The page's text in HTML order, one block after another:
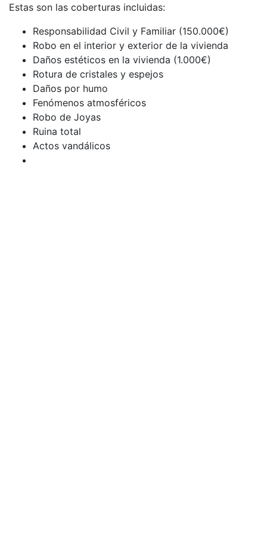
Estas son las coberturas incluidas:
Responsabilidad Civil y Familiar (150.000€)
Robo en el interior y exterior de la vivienda
Daños estéticos en la vivienda (1.000€)
Rotura de cristales y espejos
Daños por humo
Fenómenos atmosféricos
Robo de Joyas
Ruina total
Actos vandálicos